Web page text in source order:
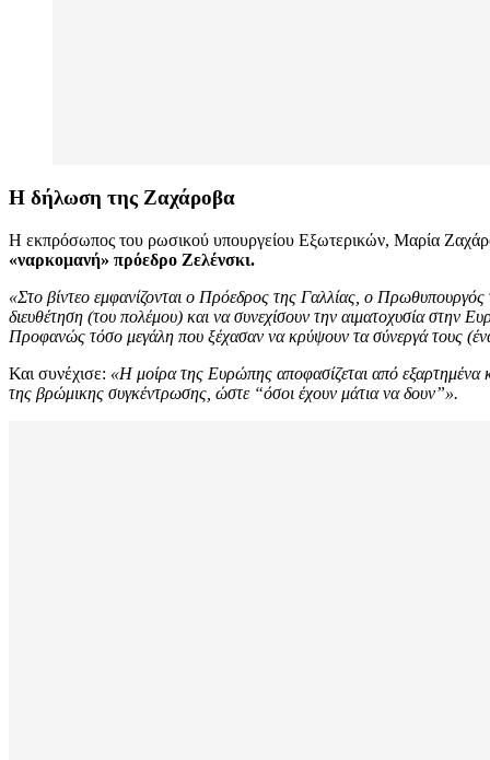
Η δήλωση της Ζαχάροβα
Η εκπρόσωπος του ρωσικού υπουργείου Εξωτερικών, Μαρία
«ναρκομανή» πρόεδρο Ζελένσκι.
«Στο βίντεο εμφανίζονται ο Πρόεδρος της Γαλλίας, ο
διευθέτηση (του πολέμου) και να συνεχίσουν την αιματοχυσία
Προφανώς τόσο μεγάλη που ξέχασαν να κρύψουν τα σύνεργά τους
Και συνέχισε: «Η μοίρα της Ευρώπης αποφασίζεται από εξαρτημένα
της βρώμικης συγκέντρωσης, ώστε “όσοι έχουν μάτια να δουν”».